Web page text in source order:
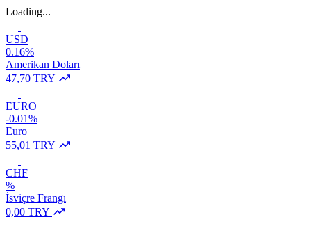
Loading...
USD
0.16%
Amerikan Doları
47,70 TRY
EURO
-0.01%
Euro
55,01 TRY
CHF
%
İsviçre Frangı
0,00 TRY